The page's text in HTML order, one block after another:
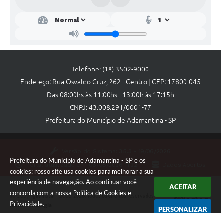
Prefeitura do Município de Adamantina - SP e os
cookies: nosso site usa cookies para melhorar a sua
experiência de navegação. Ao continuar você
concorda com a nossa Política de Cookies e
Privacidade.
ACEITAR
PERSONALIZAR
Telefone: (18) 3502-9000
Endereço: Rua Osvaldo Cruz, 262 - Centro | CEP: 17800-045
Das 08:00hs às 11:00hs - 13:00h às 17:15h
CNPJ: 43.008.291/0001-77
Prefeitura do Município de Adamantina - SP
Portal atualizado em: 08/08/2026 11:22
Copyright Instar - 2006-2026. Todos os direitos reservados -
Instar Tecnologia